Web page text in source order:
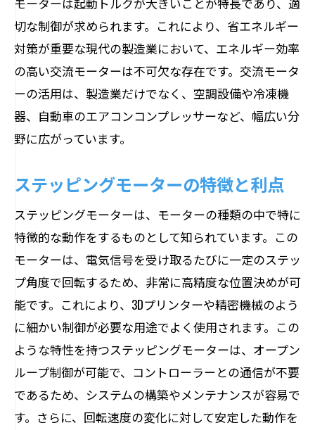
切な制御が求められます。これにより、省エネルギー
対策が重要な現代の製造業において、エネルギー効率
の高い交流モーターは不可欠な存在です。交流モータ
ーの活用は、製造業だけでなく、空調設備や冷凍機
器、自動車のエアコンコンプレッサーなど、幅広い分
野に広がっています。
ステッピングモーターの特徴と利点
ステッピングモーターは、モーターの種類の中で特に
特徴的な動作をするものとして知られています。この
モーターは、電気信号を受け取るたびに一定のステッ
プ角度で回転するため、非常に高精度な位置決めが可
能です。これにより、3Dプリンターや精密機械のよう
に細かい制御が必要な用途でよく使用されます。この
ような特性を持つステッピングモーターは、オープン
ループ制御が可能で、コントローラーとの通信が不要
であるため、システムの構築やメンテナンスが容易で
す。さらに、回転速度の変化に対して安定した動作を